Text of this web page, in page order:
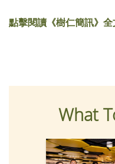
點擊閱讀《樹仁簡訊》全
What